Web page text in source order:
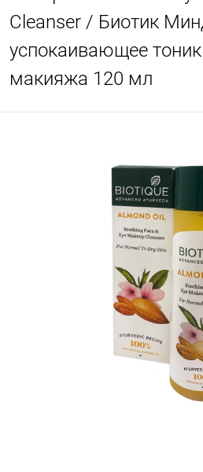
Cleanser / Биотик
успокаивающее
макияжа 120 мл